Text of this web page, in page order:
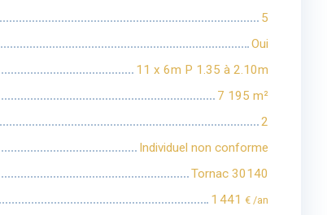
5
Oui
11 x 6m P 1.35 à 2.10m
7 195 m²
2
Individuel non conforme
Tornac 30140
1 441 € /an